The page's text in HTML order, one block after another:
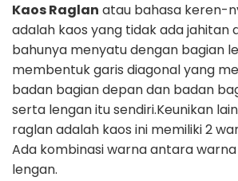
Kaos Raglan atau bahasa keren-
adalah kaos yang tidak ada jahitan
bahunya menyatu dengan bagian
membentuk garis diagonal yang
badan bagian depan dan badan
serta lengan itu sendiri.Keunikan
raglan adalah kaos ini memiliki 2
Ada kombinasi warna antara
lengan.